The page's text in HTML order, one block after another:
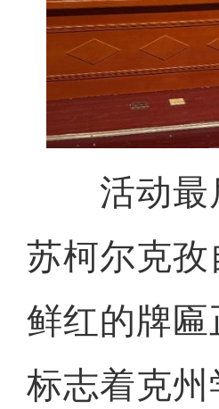
活动最后
苏柯尔克
鲜红的牌
标志着克